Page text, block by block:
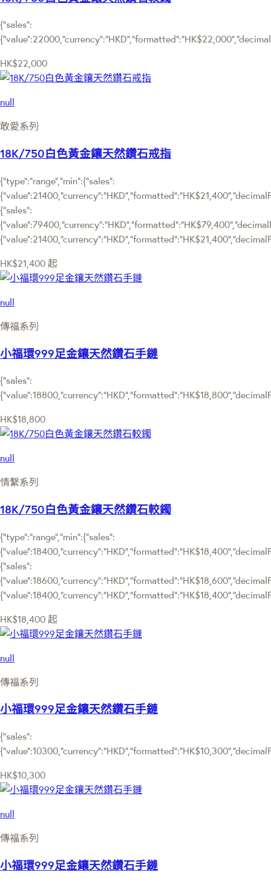
{"sales":
HK$22,000
null
敢愛系列
18K/750白色黃金鑲天然鑽石戒指
{"type":"range","min":{"sales":
{"sales":
HK$21,400 起
null
傳福系列
小福環999足金鑲天然鑽石手鏈
{"sales":
HK$18,800
null
情繫系列
18K/750白色黃金鑲天然鑽石較鐲
{"type":"range","min":{"sales":
{"sales":
HK$18,400 起
null
傳福系列
小福環999足金鑲天然鑽石手鏈
{"sales":
HK$10,300
null
傳福系列
小福環999足金鑲天然鑽石手鏈